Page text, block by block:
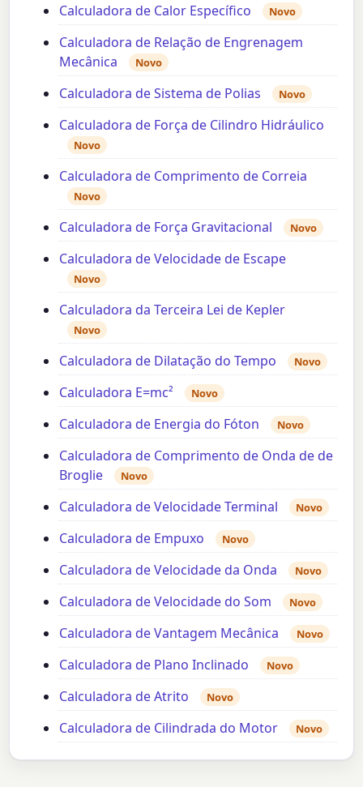
Calculadora de Calor Específico Novo
Calculadora de Relação de Engrenagem
Mecânica
Novo
Calculadora de Sistema de Polias Novo
Calculadora de Força de Cilindro Hidráulico
Novo
Calculadora de Comprimento de Correia
Novo
Calculadora de Força Gravitacional Novo
Calculadora de Velocidade de Escape
Novo
Calculadora da Terceira Lei de Kepler
Novo
Calculadora de Dilatação do Tempo Novo
Calculadora E=mc² Novo
Calculadora de Energia do Fóton Novo
Calculadora de Comprimento de Onda de de
Broglie
Novo
Calculadora de Velocidade Terminal Novo
Calculadora de Empuxo Novo
Calculadora de Velocidade da Onda Novo
Calculadora de Velocidade do Som Novo
Calculadora de Vantagem Mecânica Novo
Calculadora de Plano Inclinado Novo
Calculadora de Atrito Novo
Calculadora de Cilindrada do Motor Novo